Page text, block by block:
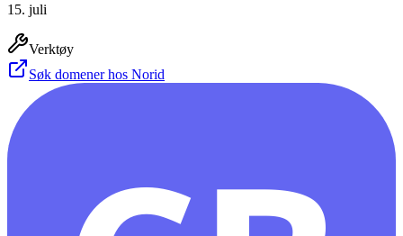
15. juli
Verktøy
Søk domener hos Norid